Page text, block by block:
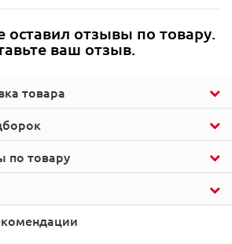
товара
оставил отзывы по товару.
ваш отзыв.
по товару